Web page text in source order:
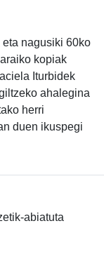
nagusiki 60ko
kopiak
Iturbidek
ahalegina
herri
duen ikuspegi